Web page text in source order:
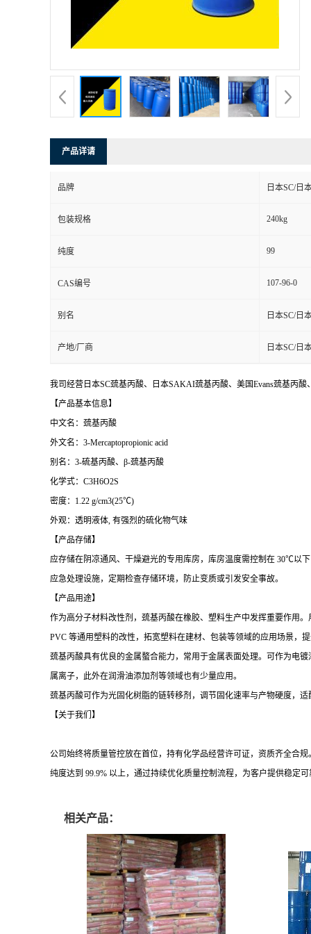
产品详请
品牌 日本SC/日
包装规格 240kg
纯度 99
CAS编号 107-96-0
别名 日本SC/日
产地/厂商 日本SC/日
我司经营日本SC巯基丙酸、日本SAKAI巯基丙酸、美国Evans巯基丙
【产品基本信息】
中文名：巯基丙酸
外文名：3-Mercaptopropionic acid
别名：3-硫基丙酸、β-巯基丙酸
化学式：C3H6O2S
密度：1.22 g/cm3(25℃)
外观： 透明液体, 有强烈的硫化物气味
【产品存储】
应存储在阴凉通风、干燥避光的专用库房，库房温度需控制在 30℃以下
应急处理设施，定期检查存储环境，防止变质或引发安全事故。
【产品用途】
作为高分子材料改性剂，巯基丙酸在橡胶、塑料生产中发挥重要作用
PVC 等通用塑料的改性，拓宽塑料在建材、包装等领域的应用场景，
巯基丙酸具有优良的金属螯合能力，常用于金属表面处理。可作为电
属离子，此外在润滑油添加剂等领域也有少量应用。
巯基丙酸可作为光固化树脂的链转移剂，调节固化速率与产物硬度，适
【关于我们】
公司始终将质量管控放在首位，持有化学品经营许可证，资质齐全合
纯度达到 99.9% 以上，通过持续优化质量控制流程，为客户提供稳定
相关产品：